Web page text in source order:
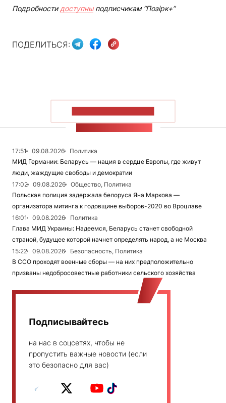
Подробности доступныподписчикам “Позірк+”
ПОДЕЛИТЬСЯ:
17:51 09.08.2026
Политика
МИД Германии: Беларусь — нация в сердце Европы, где живут
люди, жаждущие свободы и демократии
17:02
09.08.2026
Общество, Политика
Польская полиция задержала белоруса Яна Маркова —
организатора митинга к годовщине выборов-2020 во Вроцлаве
16:01
09.08.2026
Политика
Глава МИД Украины: Надеемся, Беларусь станет свободной
страной, будущее которой начнет определять народ, а не Москва
15:22
09.08.2026
Безопасность, Политика
В ССО проходят военные сборы — на них предположительно
призваны недобросовестные работники сельского хозяйства
Подписывайтесь
на нас в соцсетях, чтобы не
пропустить важные новости (если
это безопасно для вас)